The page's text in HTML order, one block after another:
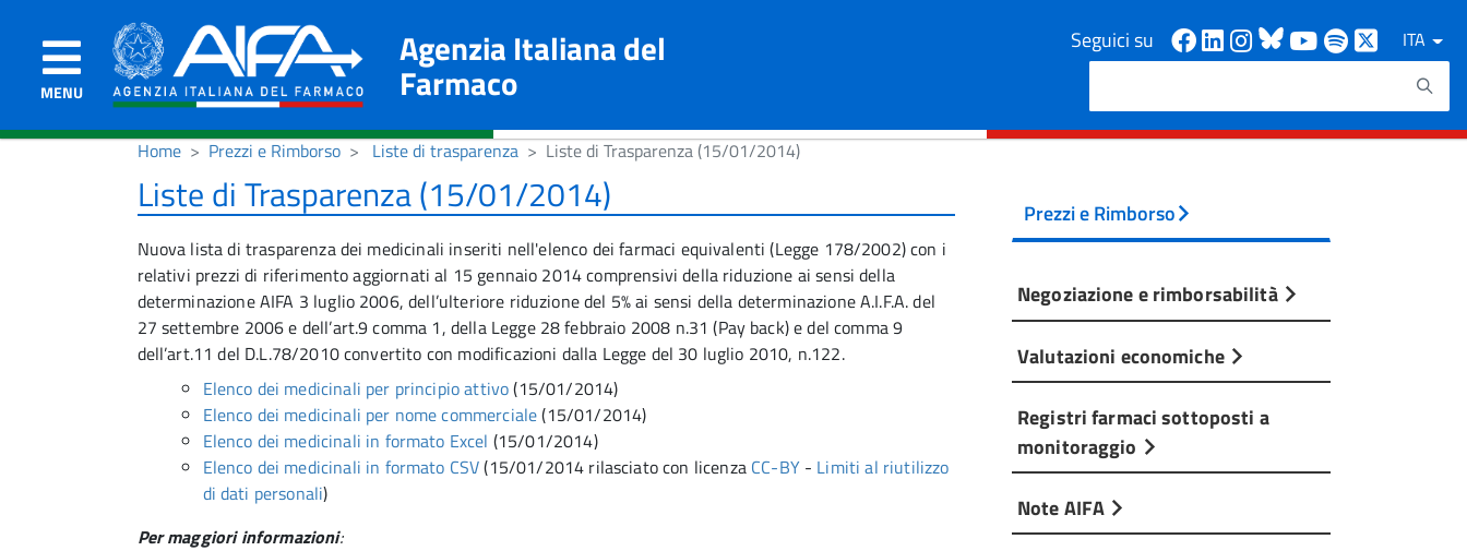
MENU
Agenzia Italiana del
Farmaco
Seguici su Facebook
Linkedin
Instagram
Bluesky
Youtube
Spotify
ITA
Cerca
Home Prezzi e Rimborso Liste di trasparenza Liste di Trasparenza (15/01/2014)
Liste di Trasparenza (15/01/2014)
Nuova lista di trasparenza dei medicinali inseriti nell'elenco dei farmaci equivalenti (Legge 178/2002) con i
relativi prezzi di riferimento aggiornati al 15 gennaio 2014 comprensivi della riduzione ai sensi della
determinazione AIFA 3 luglio 2006, dell’ulteriore riduzione del 5% ai sensi della determinazione A.I.F.A. del
27 settembre 2006 e dell’art.9 comma 1, della Legge 28 febbraio 2008 n.31 (Pay back) e del comma 9
dell’art.11 del D.L.78/2010 convertito con modificazioni dalla Legge del 30 luglio 2010, n.122.
Elenco dei medicinali per principio attivo(15/01/2014)
Elenco dei medicinali per nome commerciale(15/01/2014)
Elenco dei medicinali in formato Excel (15/01/2014)
Elenco dei medicinali in formato CSV(15/01/2014 rilasciato con licenza CC-BY- Limiti al riutilizzo
di dati personali)
Per maggiori informazioni:
Prezzi e Rimborso
Negoziazione e rimborsabilità
Valutazioni economiche
Registri farmaci sottoposti a
monitoraggio
Note AIFA